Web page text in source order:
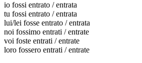
io fossi entrato / entrata
tu fossi entrato / entrata
lui/lei fosse entrato / entrata
noi fossimo entrati / entrate
voi foste entrati / entrate
loro fossero entrati / entrate